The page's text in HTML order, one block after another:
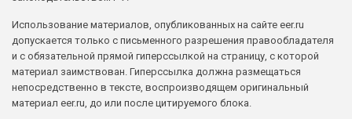
Использование материалов, опубликованных на сайте eer.ru
допускается только с письменного разрешения правообладателя
и с обязательной прямой гиперссылкой на страницу, с которой
материал заимствован. Гиперссылка должна размещаться
непосредственно в тексте, воспроизводящем оригинальный
материал eer.ru, до или после цитируемого блока.